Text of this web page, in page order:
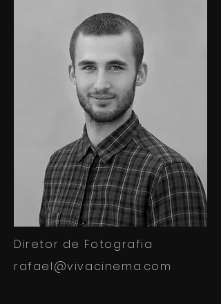
Diretor de Fotografia
rafael@vivacinema.com